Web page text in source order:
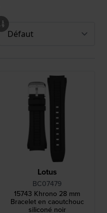
Lotus
BC07479
15743 Khrono 28 mm
Bracelet en caoutchouc
siliconé noir